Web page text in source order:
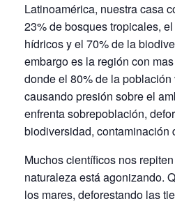
Latinoamérica, nuestra casa
23% de bosques tropicales,
hídricos y el 70% de la
embargo es la región con
donde el 80% de la
causando presión sobre el
enfrenta sobrepoblación,
biodiversidad, contaminación
Muchos científicos nos
naturaleza está agonizando.
los mares, deforestando las